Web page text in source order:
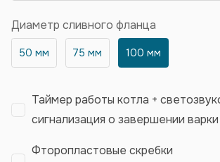
Диаметр сливного фланца
50 мм 75 мм 100 мм
Таймер работы котла +
сигнализация о завершении варки
Фторопластовые скребки